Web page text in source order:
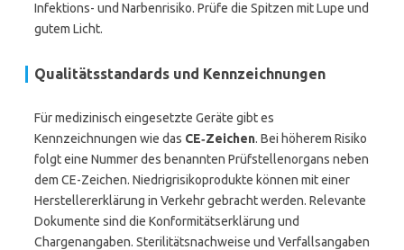
Infektions- und Narbenrisiko. Prüfe die Spitzen mit Lupe und
gutem Licht.
Qualitätsstandards und Kennzeichnungen
Für medizinisch eingesetzte Geräte gibt es
Kennzeichnungen wie das CE‑Zeichen. Bei höherem Risiko
folgt eine Nummer des benannten Prüfstellenorgans neben
dem CE-Zeichen. Niedrigrisikoprodukte können mit einer
Herstellererklärung in Verkehr gebracht werden. Relevante
Dokumente sind die Konformitätserklärung und
Chargenangaben. Sterilitätsnachweise und Verfallsangaben